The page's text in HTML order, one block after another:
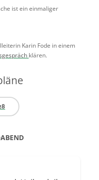
ist ein einmaliger
Karin Fode in einem
klären.